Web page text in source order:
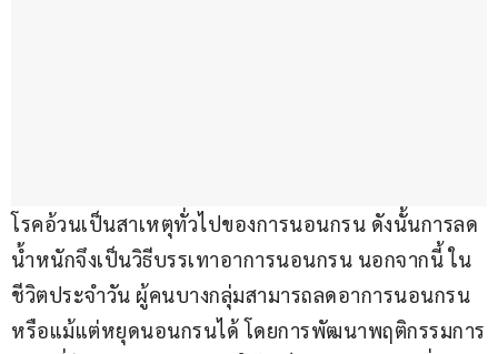
โรคอ้วนเป็นสาเหตุทั่วไปของการนอนกรน ดังนั้นการลด
น้ำหนักจึงเป็นวิธีบรรเทาอาการนอนกรน นอกจากนี้ ใน
ชีวิตประจำวัน ผู้คนบางกลุ่มสามารถลดอาการนอนกรน
หรือแม้แต่หยุดนอนกรนได้ โดยการพัฒนาพฤติกรรมการ